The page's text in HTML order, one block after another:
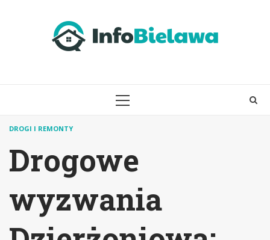
PRIMARY
DROGI I REMONTY
Drogowe
wyzwania